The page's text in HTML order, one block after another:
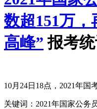
数超151万
高峰” 报考统
10月24日18点，2021年国
关键词： 2021年国家公务